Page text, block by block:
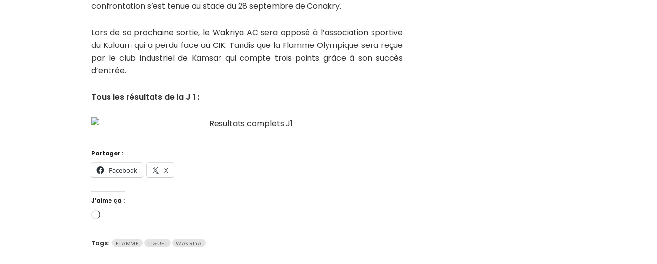
confrontation s’est tenue au stade du 28 septembre de Conakry.
Lors de sa prochaine sortie, le Wakriya AC sera opposé à l’association sportive
du Kaloum qui a perdu face au CIK. Tandis que la Flamme Olympique sera reçue
par le club industriel de Kamsar qui compte trois points grâce à son succès
d’entrée.
Tous les résultats de la J 1 :
Partager :
Facebook X
J’aime ça :
Chargement…
Tags: FLAMME LIGUE1 WAKRIYA